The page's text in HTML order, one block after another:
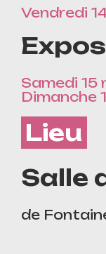
Vendredi
Samedi 15
Dimanche
Lieu
Salle
de